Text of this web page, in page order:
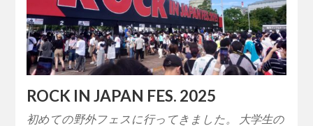
ROCK IN JAPAN FES. 2025
初めての野外フェスに行ってきました。 大学生の